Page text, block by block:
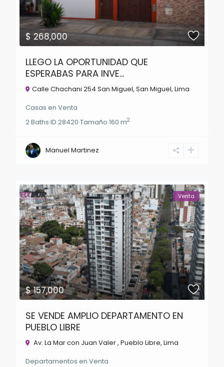
$ 268,000
LLEGO LA OPORTUNIDAD QUE
ESPERABAS PARA INVE...
Calle Chachani 254 San Miguel,San Miguel,Lima
Casas enVenta
2Baths·ID28420·Tamaño160 m2
Manuel Martinez
$ 157,000
Venta
SE VENDE AMPLIO DEPARTAMENTO EN
PUEBLO LIBRE
Av. La Mar con Juan Valer ,Pueblo Libre,Lima
Departamentos enVenta